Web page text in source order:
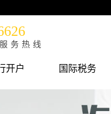
务热线
开户 国际税务